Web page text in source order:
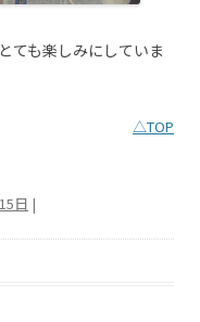
ても楽しみにしていま
△TOP
日 |